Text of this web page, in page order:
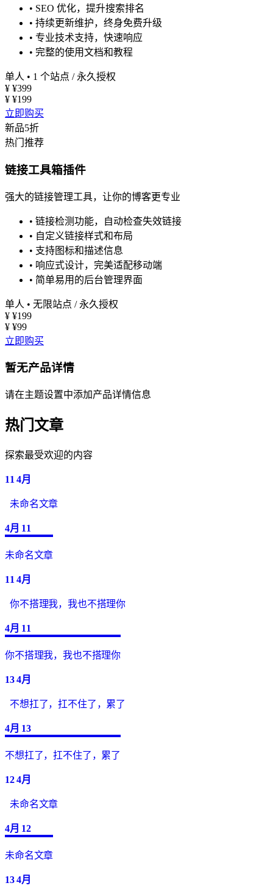
• SEO 优化，提升搜索排名
• 持续更新维护，终身免费升级
• 专业技术支持，快速响应
• 完整的使用文档和教程
单人 • 1 个站点 / 永久授权
¥ ¥399
¥ ¥199
立即购买
新品5折
热门推荐
链接工具箱插件
强大的链接管理工具，让你的博客更专业
• 链接检测功能，自动检查失效链接
• 自定义链接样式和布局
• 支持图标和描述信息
• 响应式设计，完美适配移动端
• 简单易用的后台管理界面
单人 • 无限站点 / 永久授权
¥ ¥199
¥ ¥99
立即购买
暂无产品详情
请在主题设置中添加产品详情信息
热门文章
探索最受欢迎的内容
11 4月
未命名文章
4月 11
未命名文章
11 4月
你不搭理我，我也不搭理你
4月 11
你不搭理我，我也不搭理你
13 4月
不想扛了，扛不住了，累了
4月 13
不想扛了，扛不住了，累了
12 4月
未命名文章
4月 12
未命名文章
13 4月